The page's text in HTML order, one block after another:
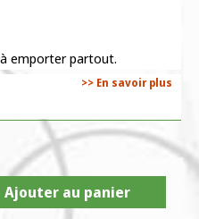
emporter partout.
>> En savoir plus
Ajouter au panier